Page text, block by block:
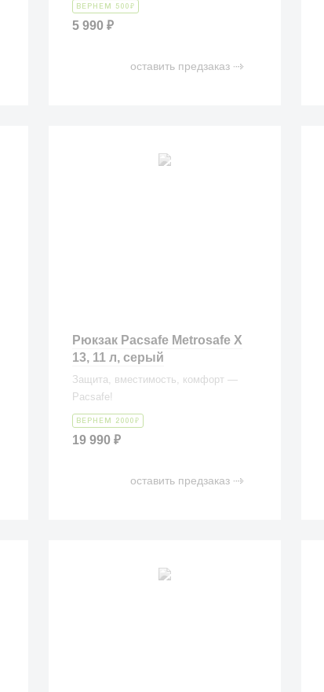
ВЕРНЕМ 500 ₽
5 990 ₽
оставить предзаказ
Рюкзак Pacsafe Metrosafe X
13, 11 л, серый
Защита, вместимость, комфорт —
Pacsafe!
ВЕРНЕМ 2000 ₽
19 990 ₽
оставить предзаказ